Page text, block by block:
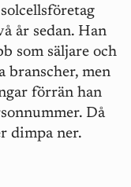
år sedan. Han
som säljare och
branscher, men
förrän han
Då
dimpa ner.